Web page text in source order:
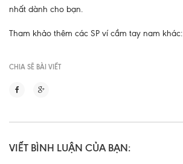
nhất dành cho bạn.
Tham khảo thêm các SP ví cầm tay nam khác:
CHIA SẼ BÀI VIẾT
VIẾT BÌNH LUẬN CỦA BẠN: